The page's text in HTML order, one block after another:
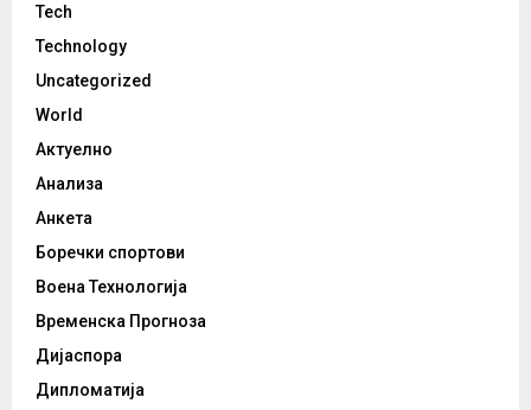
Tech
Technology
Uncategorized
World
Актуелно
Анализа
Анкета
Боречки спортови
Воена Технологија
Временска Прогноза
Дијаспора
Дипломатија